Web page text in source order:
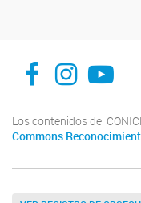
facebook
Los contenidos del
Commons